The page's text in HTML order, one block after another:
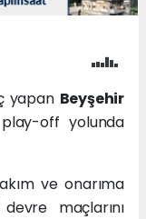
yapan Beyşehir
off yolunda
ve onarıma
maçlarını